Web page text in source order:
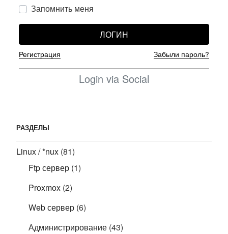
Запомнить меня
ЛОГИН
Регистрация Забыли пароль?
Login via Social
РАЗДЕЛЫ
Linux / *nux (81)
Ftp сервер (1)
Proxmox (2)
Web сервер (6)
Администрирование (43)